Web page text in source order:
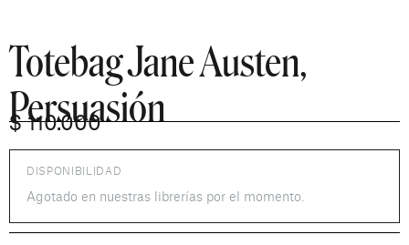
Totebag Jane Austen,
Persuasión
$110.000
DISPONIBILIDAD
Agotado en nuestras librerías por el momento.